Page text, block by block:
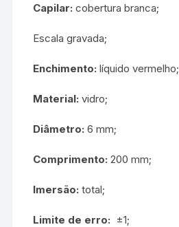
Capilar:cobertura branca;
Escala gravada;
Enchimento: líquido vermelho;
Material:vidro;
Diâmetro: 6 mm;
Comprimento:200 mm;
Imersão: total;
Limite de erro: ±1;